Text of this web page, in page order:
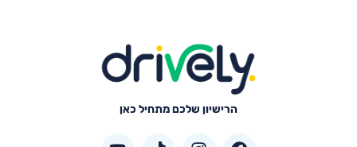
הרישיון שלכם מתחיל כאן